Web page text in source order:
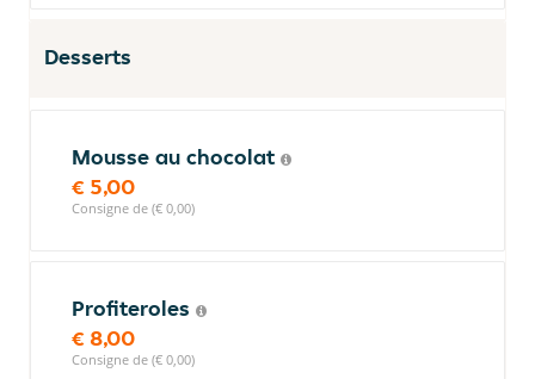
Desserts
Mousse au chocolat
€ 5,00
Consigne de (€ 0,00)
Profiteroles
€ 8,00
Consigne de (€ 0,00)